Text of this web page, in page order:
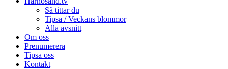
Så tittar du
Tipsa / Veckans blommor
Alla avsnitt
Om oss
Prenumerera
Tipsa oss
Kontakt